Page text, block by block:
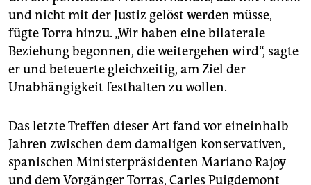
und nicht mit der Justiz gelöst werden müsse,
fügte Torra hinzu. „Wir haben eine bilaterale
Beziehung begonnen, die weitergehen wird“, sagte
er und beteuerte gleichzeitig, am Ziel der
Unabhängigkeit festhalten zu wollen.
Das letzte Treffen dieser Art fand vor eineinhalb
Jahren zwischen dem damaligen konservativen,
spanischen Ministerpräsidenten Mariano Rajoy
und dem Vorgänger Torras, Carles Puigdemont